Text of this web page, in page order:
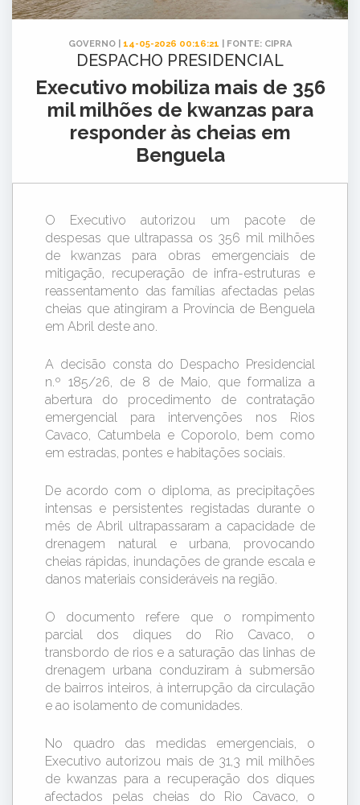
GOVERNO | 14-05-2026 00:16:21 | FONTE: CIPRA
DESPACHO PRESIDENCIAL
Executivo mobiliza mais de 356
mil milhões de kwanzas para
responder às cheias em
Benguela
O Executivo autorizou um pacote de
despesas que ultrapassa os 356 mil milhões
de kwanzas para obras emergenciais de
mitigação, recuperação de infra-estruturas e
reassentamento das famílias afectadas pelas
cheias que atingiram a Província de Benguela
em Abril deste ano.
A decisão consta do Despacho Presidencial
n.º 185/26, de 8 de Maio, que formaliza a
abertura do procedimento de contratação
emergencial para intervenções nos Rios
Cavaco, Catumbela e Coporolo, bem como
em estradas, pontes e habitações sociais.
De acordo com o diploma, as precipitações
intensas e persistentes registadas durante o
mês de Abril ultrapassaram a capacidade de
drenagem natural e urbana, provocando
cheias rápidas, inundações de grande escala e
danos materiais consideráveis na região.
O documento refere que o rompimento
parcial dos diques do Rio Cavaco, o
transbordo de rios e a saturação das linhas de
drenagem urbana conduziram à submersão
de bairros inteiros, à interrupção da circulação
e ao isolamento de comunidades.
No quadro das medidas emergenciais, o
Executivo autorizou mais de 31,3 mil milhões
de kwanzas para a recuperação dos diques
afectados pelas cheias do Rio Cavaco, o